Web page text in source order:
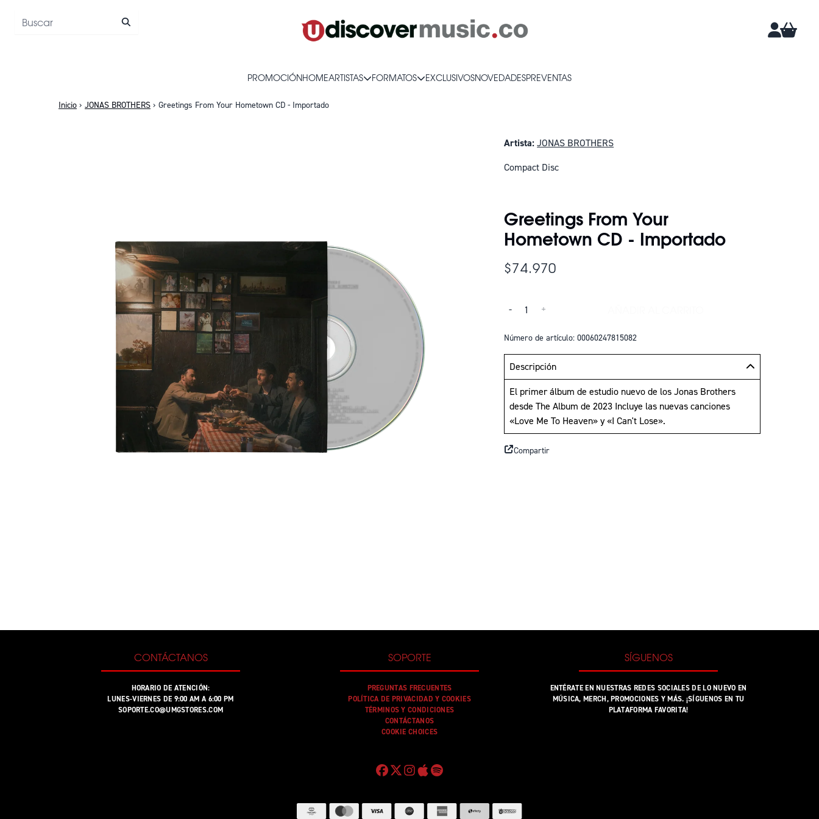
PROMOCIÓNHOMEARTISTAS FORMATOS EXCLUSIVOSNOVEDADESPREVENTAS
Inicio › JONAS BROTHERS › Greetings From Your Hometown CD - Importado
Artista:JONAS BROTHERS
Compact Disc
Greetings From Your
Hometown CD - Importado
$74.970
Cantidad
- +
Número de artículo: 00060247815082
Descripción
El primer álbum de estudio nuevo de los Jonas Brothers
desde The Album de 2023 Incluye las nuevas canciones
«Love Me To Heaven» y «I Can't Lose».
Compartir
CONTÁCTANOS
HORARIO DE ATENCIÓN:
LUNES-VIERNES DE 9:00 AM A 6:00 PM
SOPORTE.CO@UMGSTORES.COM
SOPORTE
PREGUNTAS FRECUENTES
POLÍTICA DE PRIVACIDAD Y COOKIES
TÉRMINOS Y CONDICIONES
CONTÁCTANOS
COOKIE CHOICES
SÍGUENOS
ENTÉRATE EN NUESTRAS REDES SOCIALES DE LO NUEVO EN
MÚSICA, MERCH, PROMOCIONES Y MÁS. ¡SÍGUENOS EN TU
PLATAFORMA FAVORITA!